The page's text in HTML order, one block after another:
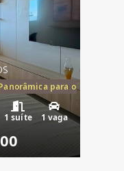
para o Mar, 2
1 suíte 1 vaga